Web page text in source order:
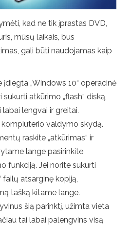
kad ne tik įprastas DVD,
mūsų laikais, bus
gali būti naudojamas kaip
„Windows 10“ operacinė
atkūrimo „flash“ diską,
lengvai ir greitai.
kompiuterio valdymo skydą.
raskite „atkūrimas“ ir
lange pasirinkite
funkciją. Jei norite sukurti
failų atsarginę kopiją,
tašką kitame lange.
šią parinktį, užimta vieta
tai labai palengvins visą